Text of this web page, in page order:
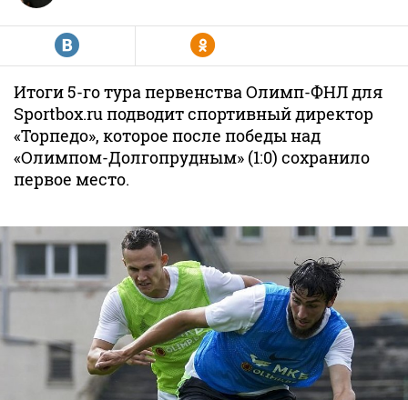
R Y
Итоги 5-го тура первенства Олимп-ФНЛ для
Sportbox.ru подводит спортивный директор
«Торпедо», которое после победы над
«Олимпом-Долгопрудным» (1:0) сохранило
первое место.